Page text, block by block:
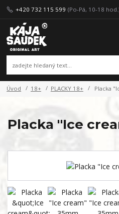
+420 732 115 599 (Po-Pá, 10-18
Úvod 18+ PLACKY 18+ Placka
Placka "Ice